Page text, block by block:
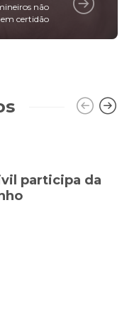
não
certidão
participa da